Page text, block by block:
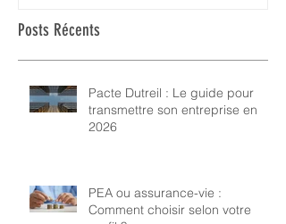
Posts Récents
Pacte Dutreil : Le guide pour
transmettre son entreprise en
2026
PEA ou assurance-vie :
Comment choisir selon votre